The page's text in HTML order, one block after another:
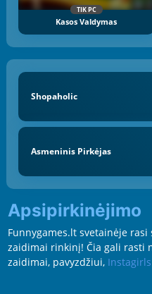
TIK PC
Kasos Valdymas
Shopaholic
Asmeninis Pirkėjas
Apsipirkinėjimo
Funnygames.lt svetainėje
zaidimai rinkinį! Čia gali rasti
zaidimai, pavyzdžiui,